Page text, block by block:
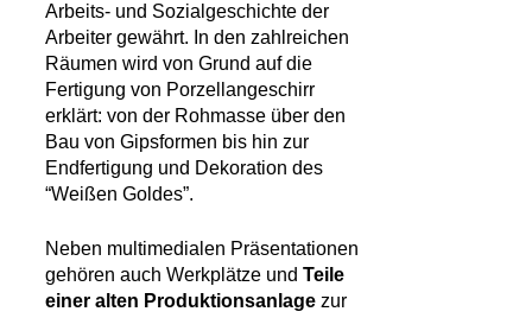
Arbeits- und Sozialgeschichte der
Arbeiter gewährt. In den zahlreichen
Räumen wird von Grund auf die
Fertigung von Porzellangeschirr
erklärt: von der Rohmasse über den
Bau von Gipsformen bis hin zur
Endfertigung und Dekoration des
“Weißen Goldes”.
Neben multimedialen Präsentationen
gehören auch Werkplätze und Teile
einer alten Produktionsanlage zur